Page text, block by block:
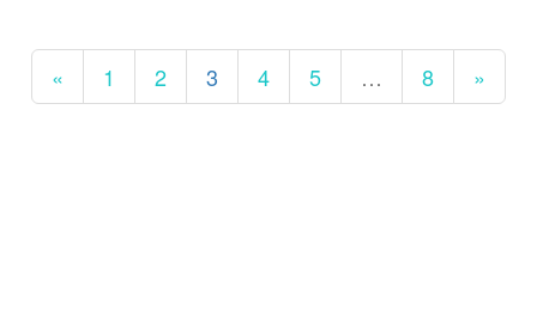
« 1 2 3 4 5 … 8 »